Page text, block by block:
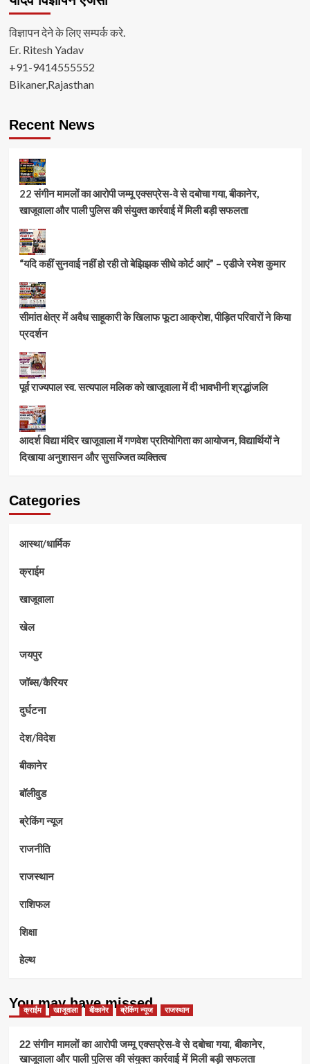
विज्ञापन देने के लिए सम्पर्क करे.
Er. Ritesh Yadav
+91-9414555552
Bikaner,Rajasthan
Recent News
22 संगीन मामलों का आरोपी जम्मू एक्सप्रेस-वे से दबोचा गया, बीकानेर,
खाजूवाला और पाली पुलिस की संयुक्त कार्रवाई में मिली बड़ी सफलता
“यदि कहीं सुनवाई नहीं हो रही तो बेझिझक सीधे कोर्ट आएं” – एडीजे रमेश कुमार
सीमांत क्षेत्र में अवैध साहूकारी के खिलाफ फूटा आक्रोश, पीड़ित परिवारों ने किया
प्रदर्शन
पूर्व राज्यपाल स्व. सत्यपाल मलिक को खाजूवाला में दी भावभीनी श्रद्धांजलि
आदर्श विद्या मंदिर खाजूवाला में गणवेश प्रतियोगिता का आयोजन, विद्यार्थियों ने
दिखाया अनुशासन और सुसज्जित व्यक्तित्व
Categories
आस्था/धार्मिक
क्राईम
खाजूवाला
खेल
जयपुर
जॉब्स/कैरियर
दुर्घटना
देश/विदेश
बीकानेर
बॉलीवुड
ब्रेकिंग न्यूज
राजनीति
राजस्थान
राशिफल
शिक्षा
हेल्थ
You may have missed
क्राईम खाजूवाला बीकानेर ब्रेकिंग न्यूज राजस्थान
22 संगीन मामलों का आरोपी जम्मू एक्सप्रेस-वे से दबोचा गया, बीकानेर,
खाजूवाला और पाली पुलिस की संयुक्त कार्रवाई में मिली बड़ी सफलता